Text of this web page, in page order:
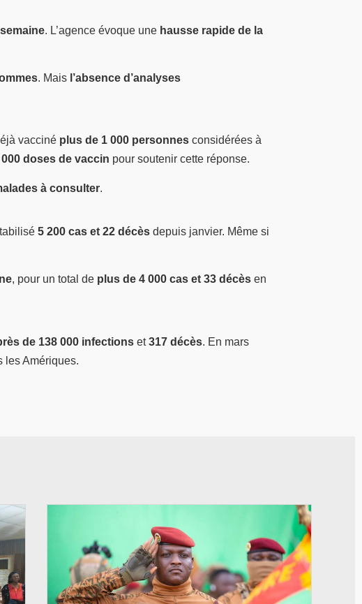
. L’agence évoque une hausse rapide de la
. Mais l’absence d’analyses
vacciné plus de 1 000 personnes considérées à
000 doses de vaccin pour soutenir cette réponse.
à consulter.
5 200 cas et 22 décès depuis janvier. Même si
, pour un total de plus de 4 000 cas et 33 décès en
de 138 000 infections et317 décès. En mars
les Amériques.